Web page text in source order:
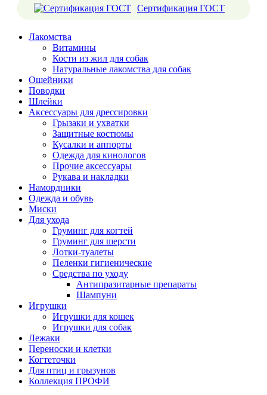
Сертификация ГОСТ
Лакомства
Витамины
Кости из жил для собак
Натуральные лакомства для собак
Ошейники
Поводки
Шлейки
Аксессуары для дрессировки
Грызаки и ухватки
Защитные костюмы
Кусалки и аппорты
Одежда для кинологов
Прочие аксессуары
Рукава и накладки
Намордники
Одежда и обувь
Миски
Для ухода
Груминг для когтей
Груминг для шерсти
Лотки-туалеты
Пеленки гигиенические
Средства по уходу
Антипразитарные препараты
Шампуни
Игрушки
Игрушки для кошек
Игрушки для собак
Лежаки
Переноски и клетки
Когтеточки
Для птиц и грызунов
Коллекция ПРОФИ